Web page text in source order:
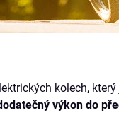
kolech, který
výkon do